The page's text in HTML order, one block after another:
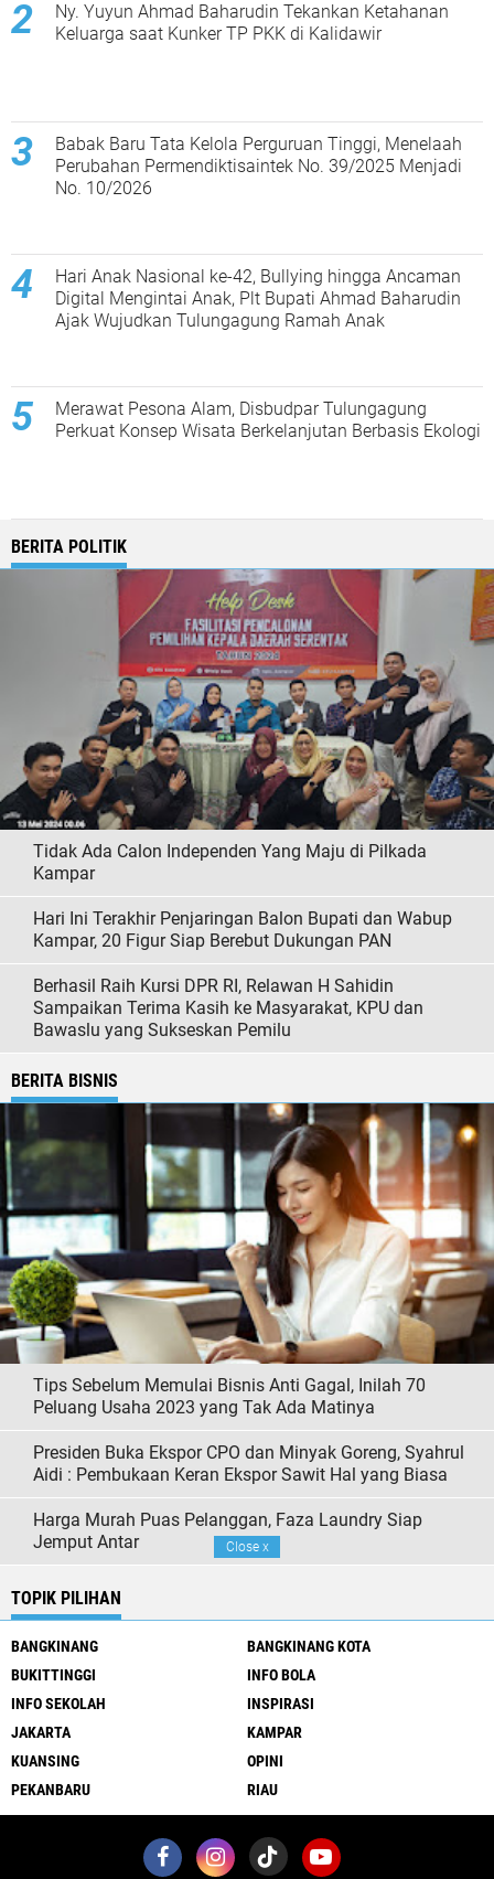
Ny. Yuyun Ahmad Baharudin Tekankan Ketahanan
Keluarga saat Kunker TP PKK di Kalidawir
Babak Baru Tata Kelola Perguruan Tinggi, Menelaah
Perubahan Permendiktisaintek No. 39/2025 Menjadi
No. 10/2026
Hari Anak Nasional ke-42, Bullying hingga Ancaman
Digital Mengintai Anak, Plt Bupati Ahmad Baharudin
Ajak Wujudkan Tulungagung Ramah Anak
Merawat Pesona Alam, Disbudpar Tulungagung
Perkuat Konsep Wisata Berkelanjutan Berbasis Ekologi
BERITA POLITIK
Tidak Ada Calon Independen Yang Maju di Pilkada
Kampar
Hari Ini Terakhir Penjaringan Balon Bupati dan Wabup
Kampar, 20 Figur Siap Berebut Dukungan PAN
Berhasil Raih Kursi DPR RI, Relawan H Sahidin
Sampaikan Terima Kasih ke Masyarakat, KPU dan
Bawaslu yang Sukseskan Pemilu
BERITA BISNIS
Tips Sebelum Memulai Bisnis Anti Gagal, Inilah 70
Peluang Usaha 2023 yang Tak Ada Matinya
Presiden Buka Ekspor CPO dan Minyak Goreng, Syahrul
Aidi : Pembukaan Keran Ekspor Sawit Hal yang Biasa
Harga Murah Puas Pelanggan, Faza Laundry Siap
Jemput Antar
TOPIK PILIHAN
BANGKINANG
BANGKINANG KOTA
BUKITTINGGI
INFO BOLA
INFO SEKOLAH
INSPIRASI
JAKARTA
KAMPAR
KUANSING
OPINI
PEKANBARU
RIAU
Close x